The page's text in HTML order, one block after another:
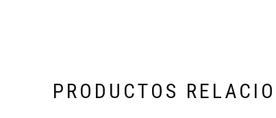
PRODUCTOS